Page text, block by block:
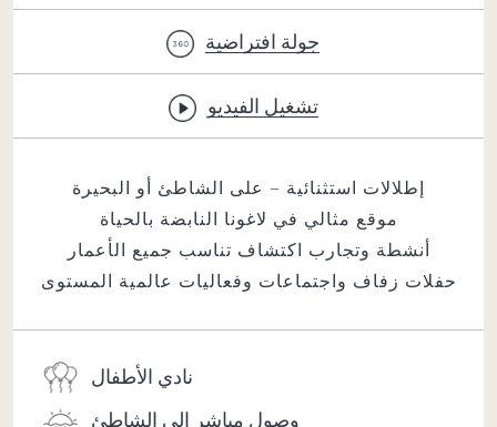
جولة افتراضية
تشغيل الفيديو
إطلالات استثنائية – على الشاطئ أو البحيرة
موقع مثالي في لاغونا النابضة بالحياة
أنشطة وتجارب اكتشاف تناسب جميع الأعمار
حفلات زفاف واجتماعات وفعاليات عالمية المستوى
نادي الأطفال
وصول مباشر إلى الشاطئ